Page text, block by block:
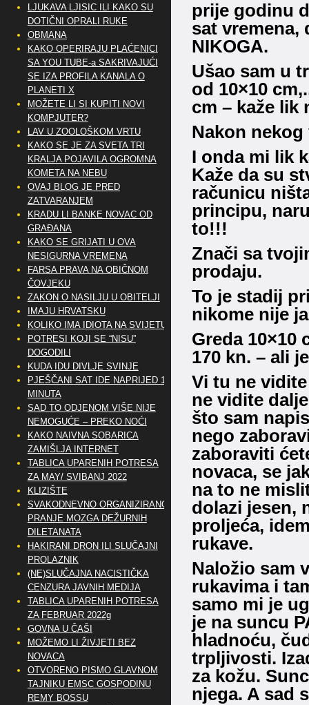
prije godinu
sat vremena,
NIKOGA.
Ušao sam u
od 10×10
cm – kaže lik
Nakon nekog
I onda mi lik
Kaže da su
računicu
principu,
to!!!
Znači sa
prodaju.
To je stadij
nikome nije
Greda 10×10
170 kn. – ali
Vi tu ne
ne vidite
što sam
nego
zaboraviti
novaca, se
na to ne
dolazi jesen,
proljeća,
rukave.
Naložio sam
rukavima i
samo mi je
je na suncu
hladnoću,
trpljivosti.
za kožu.
njega. A sad
LJUKAVA LJISIC ILI KAKO SU
DOTIČNI OPRALI RUKE
OBMANA
KAKO OPERIRAJU PLAĆENICI
SA YOU TUBE-a SAKRIVAJUĆI
SE IZA PROFILA KANALA O
PLANETI X
MOŽETE LI SI KUPITI NOVI
KOMPJUTER?
LAV U ZOOLOŠKOM VRTU
KAKO SE JE ZA SVETA TRI
KRALJA POJAVILA OGROMNA
KOMETA NA NEBU
OVAJ BLOG JE PRED
ZATVARANJEM
KRADU LI BANKE NOVAC OD
GRAĐANA
KAKO SE GRIJATI U OVA
NESIGURNA VREMENA
FARSA PRAVA NA OBIČNOM
ČOVJEKU
ZAKON O NASILJU U OBITELJI
IMAJU HRVATSKU
KOLIKO IMA IDIOTA NA SVIJETU?
POTRESI KOJI SE “NISU”
DOGODILI
KUDA IDU DIVLJE SVINJE
PJEŠČANI SAT IDE NAPRIJED 10
MINUTA
SAD TO ODJENOM VIŠE NIJE
NEMOGUĆE – PREKO NOĆI
KAKO NAIVNA SOBARICA
ZAMIŠLJA INTERNET
TABLICA UPARENIH POTRESA
ZA MAY/ SVIBANJ 2022
KLIZIŠTE
SVAKODNEVNO ORGANIZIRANO
PRANJE MOZGA DEŽURNIH
DILETANATA
HAKIRANI DRON ILI SLUČAJNI
PROLAZNIK
(NE)SLUČAJNA NACISTIČKA
CENZURA JAVNIH MEDIJA
TABLICA UPARENIH POTRESA
ZA FEBRUAR 2022g
GOVNA U ČAŠI
MOŽEMO LI ŽIVJETI BEZ
NOVACA
OTVORENO PISMO GLAVNOM
TAJNIKU EMSC GOSPODINU
REMY BOSSU